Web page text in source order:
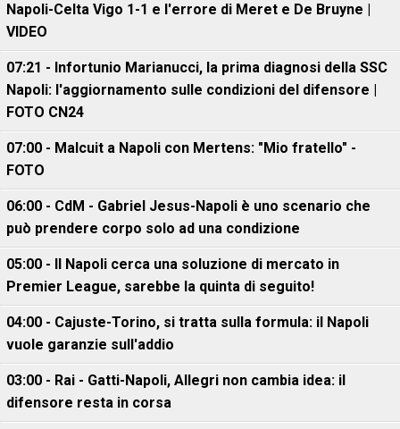
Napoli-Celta Vigo 1-1 e l'errore di Meret e De Bruyne |
VIDEO
07:21 - Infortunio Marianucci, la prima diagnosi della SSC
Napoli: l'aggiornamento sulle condizioni del difensore |
FOTO CN24
07:00 - Malcuit a Napoli con Mertens: "Mio fratello" -
FOTO
06:00 - CdM - Gabriel Jesus-Napoli è uno scenario che
può prendere corpo solo ad una condizione
05:00 - Il Napoli cerca una soluzione di mercato in
Premier League, sarebbe la quinta di seguito!
04:00 - Cajuste-Torino, si tratta sulla formula: il Napoli
vuole garanzie sull'addio
03:00 - Rai - Gatti-Napoli, Allegri non cambia idea: il
difensore resta in corsa